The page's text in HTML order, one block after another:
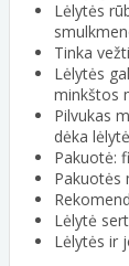
Lėlytės
Tinka
Lėlytės
minkštos
Pilvukas
dėka
Pakuotė:
Pakuotės
Lėlytė
Lėlytės ir